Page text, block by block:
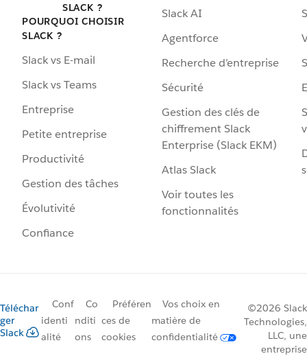
SLACK ?
POURQUOI CHOISIR
SLACK ?
Slack vs E-mail
Slack vs Teams
Entreprise
Petite entreprise
Productivité
Gestion des tâches
Évolutivité
Confiance
Slack AI
Agentforce
Recherche d’entreprise
Sécurité
Gestion des clés de
chiffrement Slack
Enterprise (Slack EKM)
Atlas Slack
Voir toutes les
fonctionnalités
Téléchar
ger
Slack
Conf
identi
alité
Co
nditi
ons
Préféren
ces de
cookies
Vos choix en
matière de
confidentialité
©2026 Slack
Technologies,
LLC, une
entreprise